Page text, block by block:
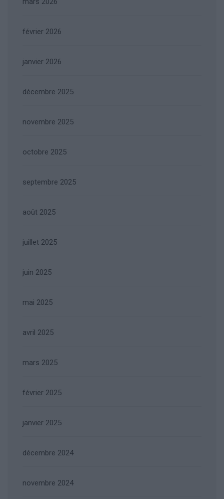
février 2026
janvier 2026
décembre 2025
novembre 2025
octobre 2025
septembre 2025
août 2025
juillet 2025
juin 2025
mai 2025
avril 2025
mars 2025
février 2025
janvier 2025
décembre 2024
novembre 2024